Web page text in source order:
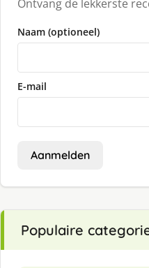
Ontvang de lekkerste
Naam (optioneel)
E-mail
Aanmelden
Populaire